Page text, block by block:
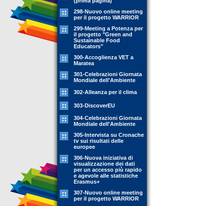
298-Nuovo online meeting
per il progetto WARRIOR
299-Meeting a Potenza per
il progetto "Green and
Sustainable Food
Educators"
300-Accoglienza VET a
Maratea
301-Celebrazioni Giornata
Mondiale dell'Ambiente
302-Alleanza per il clima
303-DiscoverEU
304-Celebrazioni Giornata
Mondiale dell'Ambiente
305-Intervista su Cronache
tv sui risultati delle
europee
306-Nuova iniziativa di
visualizzazione dei dati
per un accesso più rapido
e agevole alle statistiche
Erasmus+
307-Nuovo online meeting
per il progetto WARRIOR